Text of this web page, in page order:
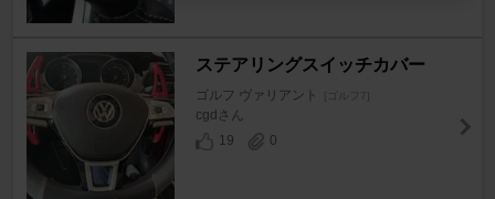
ステアリングスイッチカバー
ゴルフ ヴァリアント [ゴルフ7]
cgdさん
19
0